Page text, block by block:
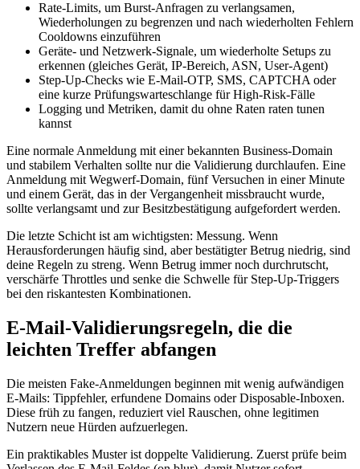
Rate‑Limits, um Burst‑Anfragen zu verlangsamen,
Wiederholungen zu begrenzen und nach wiederholten Fehlern
Cooldowns einzuführen
Geräte‑ und Netzwerk‑Signale, um wiederholte Setups zu
erkennen (gleiches Gerät, IP‑Bereich, ASN, User‑Agent)
Step‑Up‑Checks wie E‑Mail‑OTP, SMS, CAPTCHA oder
eine kurze Prüfungswarteschlange für High‑Risk‑Fälle
Logging und Metriken, damit du ohne Raten raten tunen
kannst
Eine normale Anmeldung mit einer bekannten Business‑Domain
und stabilem Verhalten sollte nur die Validierung durchlaufen. Eine
Anmeldung mit Wegwerf‑Domain, fünf Versuchen in einer Minute
und einem Gerät, das in der Vergangenheit missbraucht wurde,
sollte verlangsamt und zur Besitzbestätigung aufgefordert werden.
Die letzte Schicht ist am wichtigsten: Messung. Wenn
Herausforderungen häufig sind, aber bestätigter Betrug niedrig, sind
deine Regeln zu streng. Wenn Betrug immer noch durchrutscht,
verschärfe Throttles und senke die Schwelle für Step‑Up‑Triggers
bei den riskantesten Kombinationen.
E‑Mail‑Validierungsregeln, die die
leichten Treffer abfangen
Die meisten Fake‑Anmeldungen beginnen mit wenig aufwändigen
E‑Mails: Tippfehler, erfundene Domains oder Disposable‑Inboxen.
Diese früh zu fangen, reduziert viel Rauschen, ohne legitimen
Nutzern neue Hürden aufzuerlegen.
Ein praktikables Muster ist doppelte Validierung. Zuerst prüfe beim